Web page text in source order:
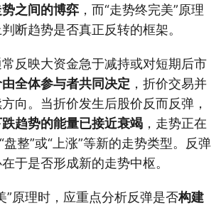
之间的博弈 ，而“走势终完美”原理
断趋势是否真正反转的框架。
反映大资金急于减持或对短期后市
由全体参与者共同决定 ，折价交易并
向。当折价发生后股价反而反弹，
跌趋势的能量已接近衰竭 ，走势正在
盘整”或“上涨”等新的走势类型。反弹
于是否形成新的走势中枢。
”原理时，应重点分析反弹是否构建